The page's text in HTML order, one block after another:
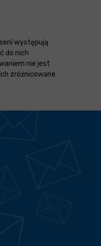
występują
do nich
nie jest
zróżnicowane